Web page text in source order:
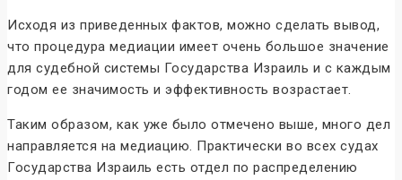
Исходя из приведенных фактов, можно сделать вывод,
что процедура медиации имеет очень большое значение
для судебной системы Государства Израиль и с каждым
годом ее значимость и эффективность возрастает.
Таким образом, как уже было отмечено выше, много дел
направляется на медиацию. Практически во всех судах
Государства Израиль есть отдел по распределению